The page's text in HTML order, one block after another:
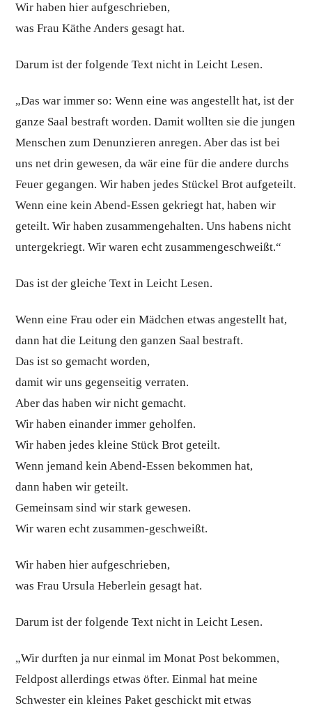
Wir haben hier aufgeschrieben,
was Frau Käthe Anders gesagt hat.
Darum ist der folgende Text nicht in Leicht Lesen.
„Das war immer so: Wenn eine was angestellt hat, ist der
ganze Saal bestraft worden. Damit wollten sie die jungen
Menschen zum Denunzieren anregen. Aber das ist bei
uns net drin gewesen, da wär eine für die andere durchs
Feuer gegangen. Wir haben jedes Stückel Brot aufgeteilt.
Wenn eine kein Abend-Essen gekriegt hat, haben wir
geteilt. Wir haben zusammengehalten. Uns habens nicht
untergekriegt. Wir waren echt zusammengeschweißt.“
Das ist der gleiche Text in Leicht Lesen.
Wenn eine Frau oder ein Mädchen etwas angestellt hat,
dann hat die Leitung den ganzen Saal bestraft.
Das ist so gemacht worden,
damit wir uns gegenseitig verraten.
Aber das haben wir nicht gemacht.
Wir haben einander immer geholfen.
Wir haben jedes kleine Stück Brot geteilt.
Wenn jemand kein Abend-Essen bekommen hat,
dann haben wir geteilt.
Gemeinsam sind wir stark gewesen.
Wir waren echt zusammen-geschweißt.
Wir haben hier aufgeschrieben,
was Frau Ursula Heberlein gesagt hat.
Darum ist der folgende Text nicht in Leicht Lesen.
„Wir durften ja nur einmal im Monat Post bekommen,
Feldpost allerdings etwas öfter. Einmal hat meine
Schwester ein kleines Paket geschickt mit etwas